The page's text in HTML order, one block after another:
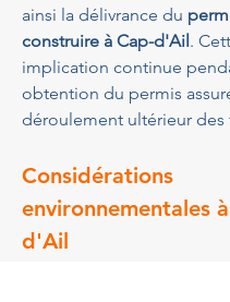
ainsi la délivrance du
construire à Cap-d'Ail.
implication continue
obtention du permis
déroulement ultérieur des
Considérations
environnementales
d'Ail